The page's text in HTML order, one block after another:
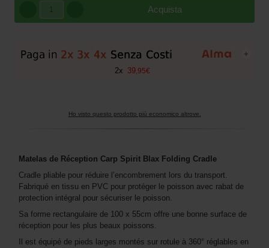
Acquista
+
2x 39 95€
Ho visto questo prodotto più economico altrove.
Matelas de Réception Carp Spirit Blax Folding Cradle
Cradle pliable pour réduire l’encombrement lors du transport.
Fabriqué en tissu en PVC pour protéger le poisson avec rabat de
protection intégral pour sécuriser le poisson.
Sa forme rectangulaire de 100 x 55cm offre une bonne surface de
réception pour les plus beaux poissons.
Il est équipé de pieds larges montés sur rotule à 360° réglables en